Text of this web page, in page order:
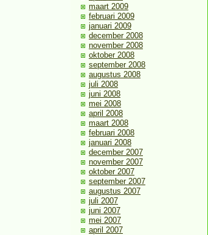
maart 2009
februari 2009
januari 2009
december 2008
november 2008
oktober 2008
september 2008
augustus 2008
juli 2008
juni 2008
mei 2008
april 2008
maart 2008
februari 2008
januari 2008
december 2007
november 2007
oktober 2007
september 2007
augustus 2007
juli 2007
juni 2007
mei 2007
april 2007